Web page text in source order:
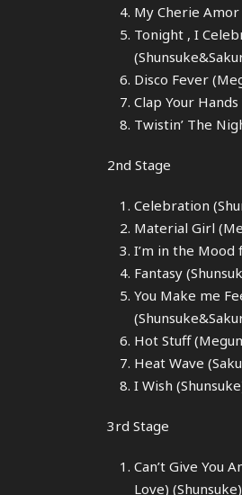
My Cherie Amor
Tonight , I
Disco Fever
Clap Your
Twistin’ The
2nd Stage
Celebration
Material Girl
I’m in the Mood
Fantasy
You Make me
Hot Stuff
Heat Wave
I Wish
3rd Stage
Can’t Give You
Love) (Shunsuke)